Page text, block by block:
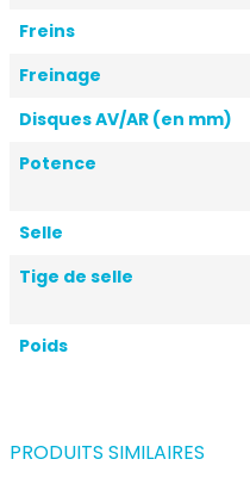
Freins
Freinage
Disques AV/AR (en mm)
Potence
Selle
Tige de selle
Poids
PRODUITS SIMILAIRES